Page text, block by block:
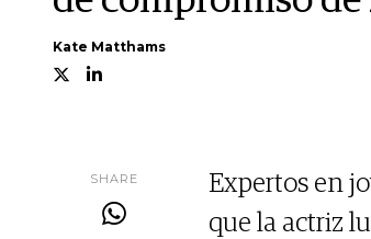
Kate Matthams
SHARE
Expertos en
que la actriz